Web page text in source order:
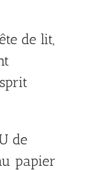
de lit,
de
papier